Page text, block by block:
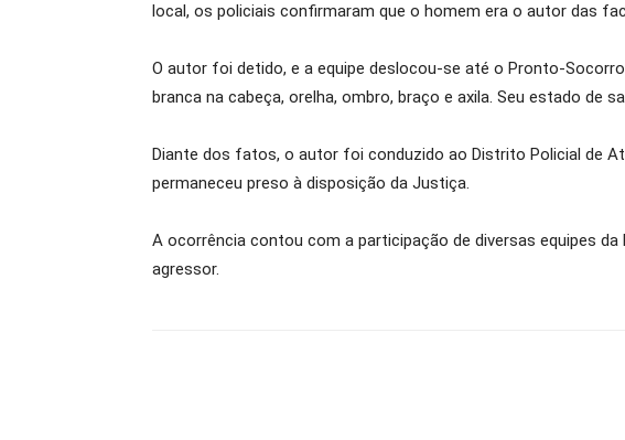
local, os policiais confirmaram que o homem era o autor das
O autor foi detido, e a equipe deslocou-se até o Pronto-
branca na cabeça, orelha, ombro, braço e axila. Seu estado de
Diante dos fatos, o autor foi conduzido ao Distrito Policial de
permaneceu preso à disposição da Justiça.
A ocorrência contou com a participação de diversas equipes
agressor.